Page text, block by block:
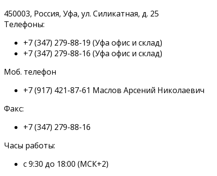
450003, Россия, Уфа, ул. Силикатная, д. 25
Телефоны:
+7 (347) 279-88-19 (Уфа офис и склад)
+7 (347) 279-88-16 (Уфа офис и склад)
Моб. телефон
+7 (917) 421-87-61 Маслов Арсений Николаевич
Факс:
+7 (347) 279-88-16
Часы работы:
с 9:30 до 18:00 (МСК+2)